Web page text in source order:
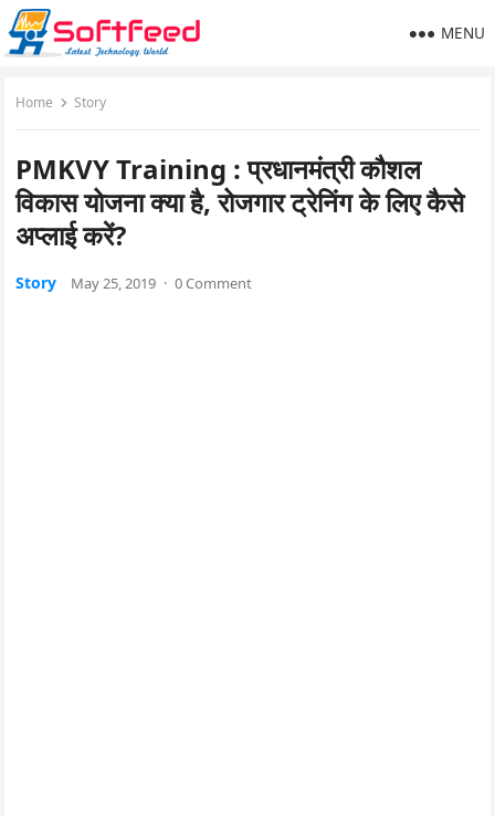
MENU
Home Story
PMKVY Training : प्रधानमंत्री कौशल
विकास योजना क्या है, रोजगार ट्रेनिंग के लिए कैसे
अप्लाई करें?
Story May 25, 2019 · 0 Comment